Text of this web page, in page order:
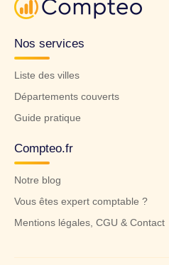
Nos services
Liste des villes
Départements couverts
Guide pratique
Compteo.fr
Notre blog
Vous êtes expert comptable ?
Mentions légales, CGU & Contact